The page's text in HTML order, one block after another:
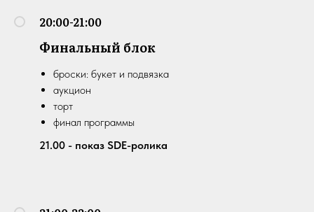
20:00-21:00
Финальный блок
броски: букет и подвязка
аукцион
торт
финал программы
21.00 - показ SDE-ролика